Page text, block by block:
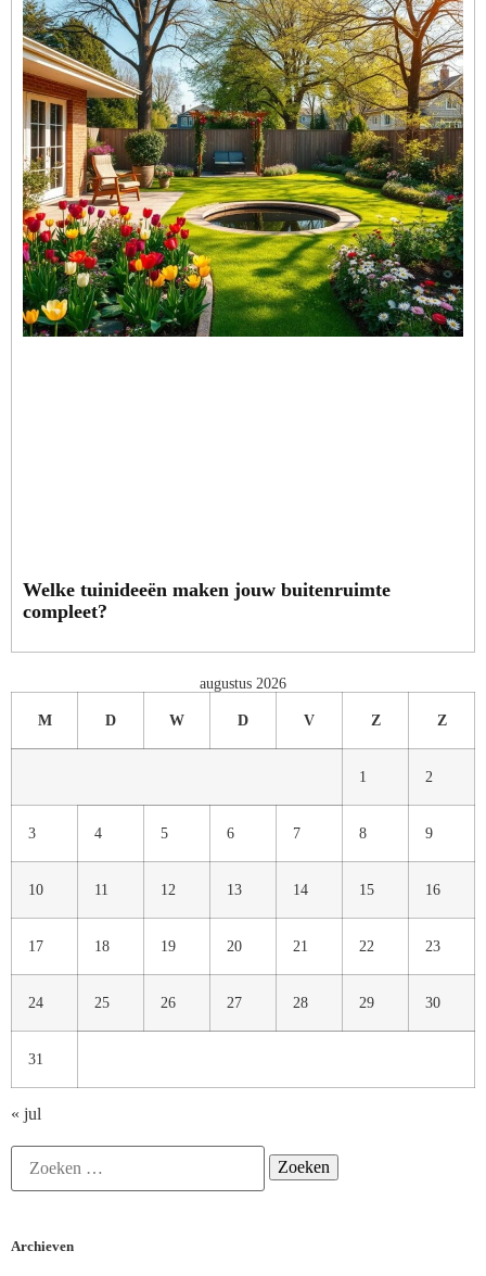
Welke tuinideeën maken jouw buitenruimte
compleet?
augustus 2026
M D W D V Z Z
1 2
3 4 5 6 7 8 9
10 11 12 13 14 15 16
17 18 19 20 21 22 23
24 25 26 27 28 29 30
31
« jul
Archieven